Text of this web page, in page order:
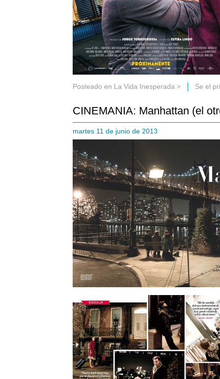
Posteado en La Vida Inesperada > Se el
CINEMANIA: Manhattan (el
martes 11 de junio de 2013